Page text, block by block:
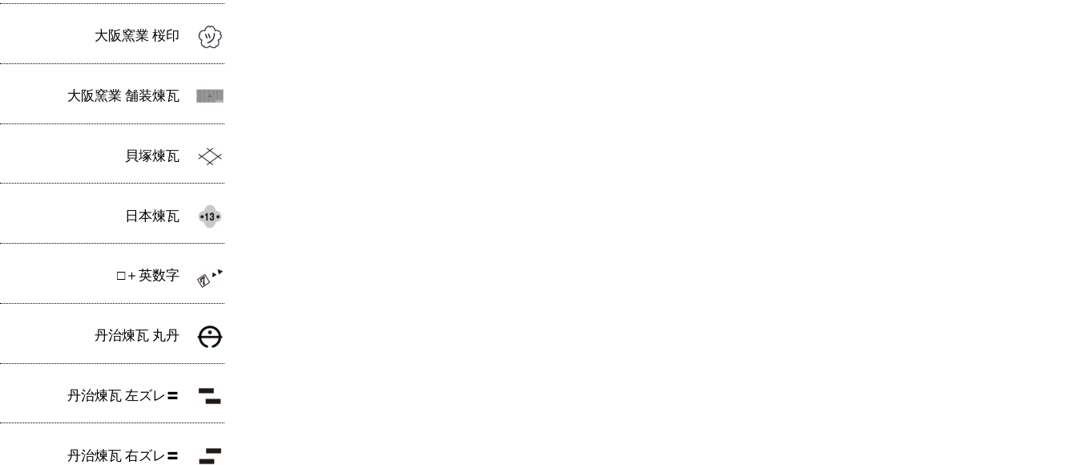
大阪窯業 桜印
大阪窯業 舗装煉瓦
貝塚煉瓦
日本煉瓦
□＋英数字
丹治煉瓦 丸丹
丹治煉瓦 左ズレ〓
丹治煉瓦 右ズレ〓